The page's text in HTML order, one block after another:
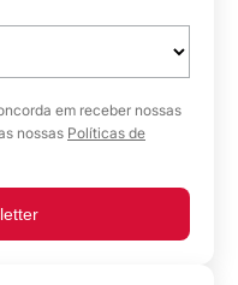
em receber nossas
nossas Políticas de